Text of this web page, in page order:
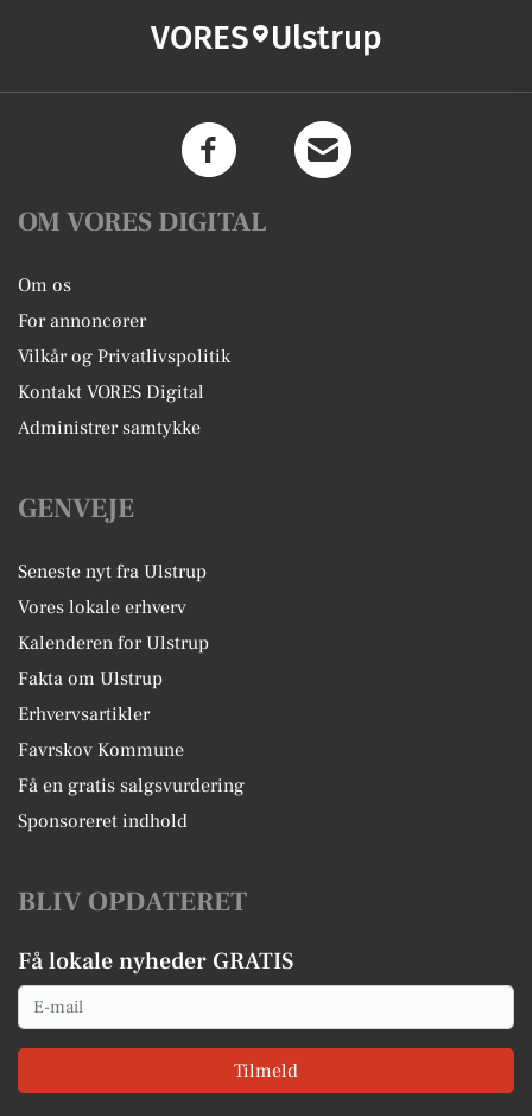
VORES Ulstrup
OM VORES DIGITAL
Om os
For annoncører
Vilkår og Privatlivspolitik
Kontakt VORES Digital
Administrer samtykke
GENVEJE
Seneste nyt fra Ulstrup
Vores lokale erhverv
Kalenderen for Ulstrup
Fakta om Ulstrup
Erhvervsartikler
Favrskov Kommune
Få en gratis salgsvurdering
Sponsoreret indhold
BLIV OPDATERET
Få lokale nyheder GRATIS
Email
Tilmeld